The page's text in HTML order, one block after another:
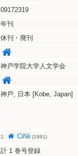
09172319
年刊
休刊・廃刊
神戸学院大学人文学会
神戶, 日本 [Kobe, Japan]
1. CiNii (1991)
計 1 巻号登録